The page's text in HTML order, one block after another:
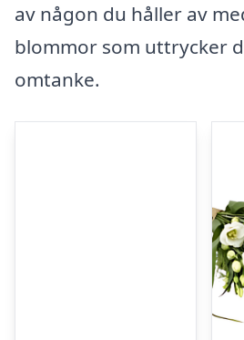
av någon du håller av
blommor som uttrycker
omtanke.